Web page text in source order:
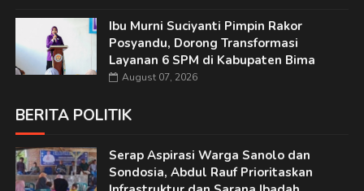
Ibu Murni Suciyanti Pimpin Rakor
Posyandu, Dorong Transformasi
Layanan 6 SPM di Kabupaten Bima
August 07, 2026
BERITA POLITIK
Serap Aspirasi Warga Sanolo dan
Sondosia, Abdul Rauf Prioritaskan